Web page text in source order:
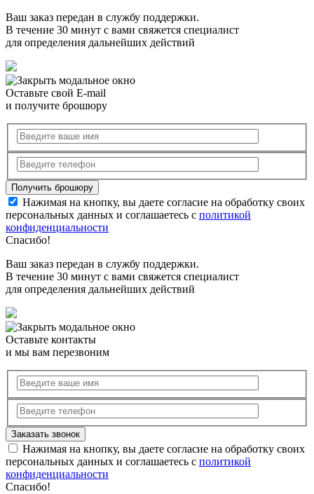
Ваш заказ передан в службу поддержки.
В течение 30 минут с вами свяжется специалист
для определения дальнейших действий
Оставьте свой E-mail
и получите брошюру
Нажимая на кнопку, вы даете согласие на обработку своих
персональных данных и соглашаетесь с политикой
конфиденциальности
Спасибо!
Ваш заказ передан в службу поддержки.
В течение 30 минут с вами свяжется специалист
для определения дальнейших действий
Оставьте контакты
и мы вам перезвоним
Нажимая на кнопку, вы даете согласие на обработку своих
персональных данных и соглашаетесь с политикой
конфиденциальности
Спасибо!